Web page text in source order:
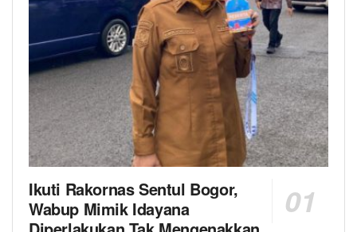
Ikuti Rakornas Sentul Bogor,
Wabup Mimik Idayana